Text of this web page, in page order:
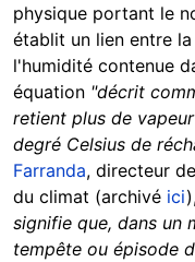
physique portant le
établit un lien entre
l'humidité contenue
équation "décrit
retient plus de
degré Celsius de
Farranda, directeur
du climat (archivé ici
signifie que, dans un
tempête ou épisode